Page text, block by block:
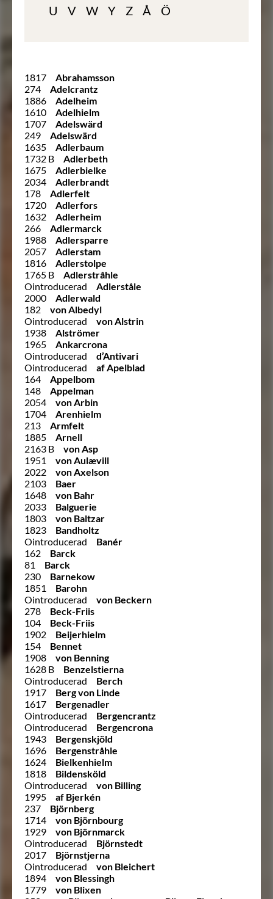
U V W Y Z Å Ö
1817
Abrahamsson
274
Adelcrantz
1886
Adelheim
1610
Adelhielm
1707
Adelswärd
249
Adelswärd
1635
Adlerbaum
1732 B
Adlerbeth
1675
Adlerbielke
2034
Adlerbrandt
178
Adlerfelt
1720
Adlerfors
1632
Adlerheim
266
Adlermarck
1988
Adlersparre
2057
Adlerstam
1816
Adlerstolpe
1765 B
Adlerstråhle
Ointroducerad
Adlerståle
2000
Adlerwald
182
von Albedyl
Ointroducerad
von Alstrin
1938
Alströmer
1965
Ankarcrona
Ointroducerad
d’Antivari
Ointroducerad
af Apelblad
164
Appelbom
148
Appelman
2054
von Arbin
1704
Arenhielm
213
Armfelt
1885
Arnell
2163 B
von Asp
1951
von Aulævill
2022
von Axelson
2103
Baer
1648
von Bahr
2033
Balguerie
1803
von Baltzar
1823
Bandholtz
Ointroducerad
Banér
162
Barck
81
Barck
230
Barnekow
1851
Barohn
Ointroducerad
von Beckern
278
Beck-Friis
104
Beck-Friis
1902
Beijerhielm
154
Bennet
1908
von Benning
1628 B
Benzelstierna
Ointroducerad
Berch
1917
Berg von Linde
1617
Bergenadler
Ointroducerad
Bergencrantz
Ointroducerad
Bergencrona
1943
Bergenskjöld
1696
Bergenstråhle
1624
Bielkenhielm
1818
Bildensköld
Ointroducerad
von Billing
1995
af Bjerkén
237
Björnberg
1714
von Björnbourg
1929
von Björnmarck
Ointroducerad
Björnstedt
2017
Björnstjerna
Ointroducerad
von Bleichert
1894
von Blessingh
1779
von Blixen